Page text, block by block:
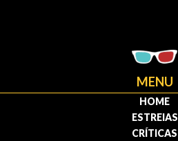
MENU
HOME
ESTREIAS
CRÍTICAS